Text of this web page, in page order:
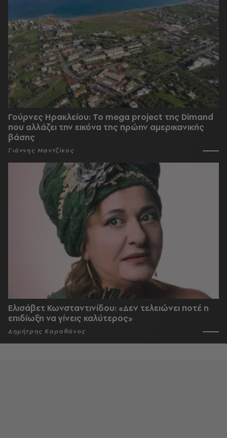
Γούρνες Ηρακλείου: To mega project της Dimand
που αλλάζει την εικόνα της πρώην αμερικανικής
βάσης
Γιάννης Μαντζίκος
Ελισάβετ Κωνσταντινίδου: «Δεν τελειώνει ποτέ η
επιδίωξη να γίνεις καλύτερος»
Δημήτρης Καραθάνος